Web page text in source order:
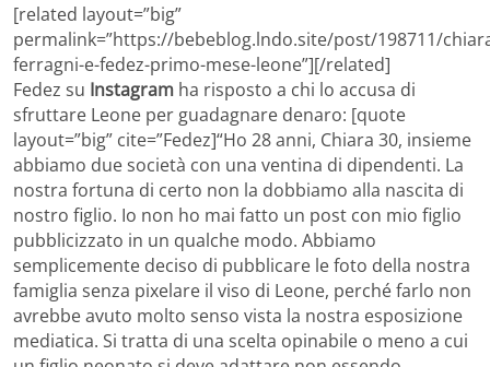
[related layout=”big”
permalink=”https://bebeblog.lndo.site/post/198711/
ferragni-e-fedez-primo-mese-leone”][/related]
Fedez su Instagram ha risposto a chi lo accusa di
sfruttare Leone per guadagnare denaro: [quote
layout=”big” cite=”Fedez]“Ho 28 anni, Chiara 30, insieme
abbiamo due società con una ventina di dipendenti. La
nostra fortuna di certo non la dobbiamo alla nascita di
nostro figlio. Io non ho mai fatto un post con mio figlio
pubblicizzato in un qualche modo. Abbiamo
semplicemente deciso di pubblicare le foto della nostra
famiglia senza pixelare il viso di Leone, perché farlo non
avrebbe avuto molto senso vista la nostra esposizione
mediatica. Si tratta di una scelta opinabile o meno a cui